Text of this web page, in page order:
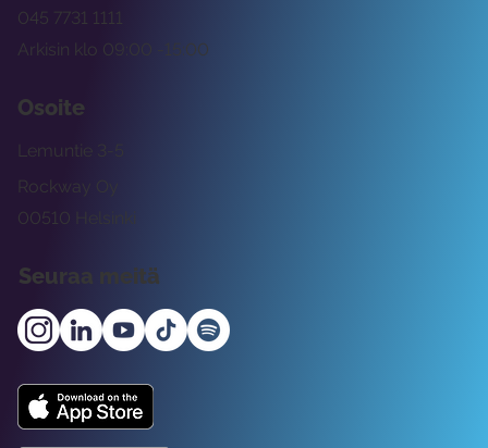
Arkisin klo 09:00 -15:00
045 7731 1111
Osoite
Rockway Oy
Lemuntie 3-5
00510 Helsinki
Seuraa meitä